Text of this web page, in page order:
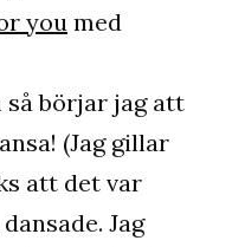
you med
så börjar jag att
(Jag gillar
att det var
Jag